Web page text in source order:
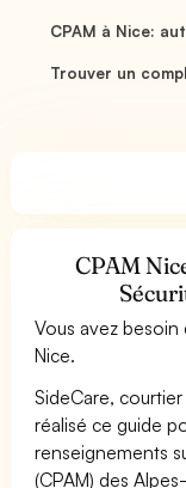
CPAM à Nice:
Trouver un
CPAM
Vous avez
Nice.
SideCare,
réalisé ce guide
renseignements
(CPAM) des